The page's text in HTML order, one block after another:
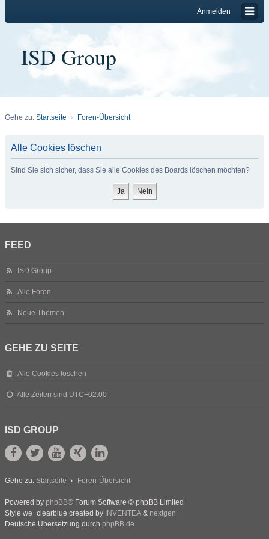
Anmelden
ISD Group
Gehe zu: Startseite Foren-Übersicht
Alle Cookies löschen
Sind Sie sich sicher, dass Sie alle Cookies des Boards löschen möchten?
FEED
ISD Group
Alle Foren
Neue Themen
GEHE ZU SEITE
Alle Cookies löschen
Alle Zeiten sind UTC+02:00
ISD GROUP
Gehe zu: Startseite Foren-Übersicht
Powered by phpBB® Forum Software © phpBB Limited
Style we_clearblue created by INVENTEA & nextgen
Deutsche Übersetzung durch phpBB.de